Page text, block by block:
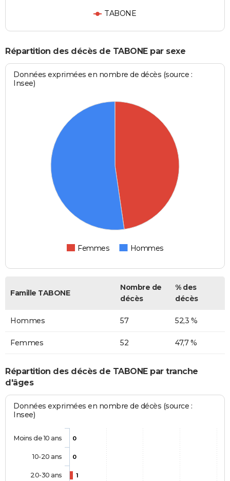
TABONE
Répartition des décès de TABONE par sexe
Données exprimées en nombre de décès (source :
Insee)
Femmes Hommes
Famille TABONE
Nombre de
décès
% des
décès
Hommes 57 52,3 %
Femmes 52 47,7 %
Répartition des décès de TABONE par tranche
d'âges
Données exprimées en nombre de décès (source :
Insee)
0
0
1
Moins de 10 ans
10-20 ans
20-30 ans